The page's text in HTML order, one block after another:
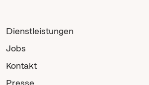
Dienstleistungen
Jobs
Kontakt